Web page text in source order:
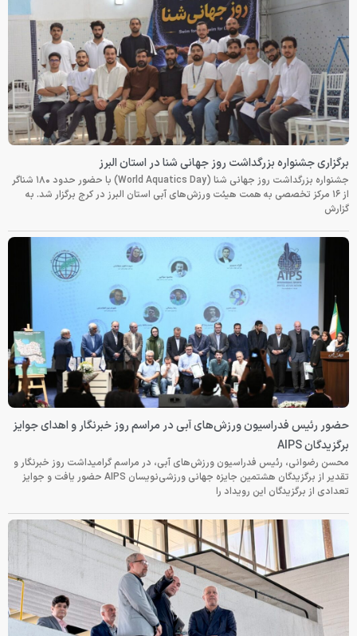
برگزاری جشنواره بزرگداشت روز جهانی شنا در استان البرز
جشنواره بزرگداشت روز جهانی شنا (World Aquatics Day) با حضور حدود ۱۸۰ شناگر
از ۱۶ مرکز تخصصی به همت هیئت ورزش‌های آبی استان البرز در کرج برگزار شد. به
گزارش
حضور رئیس فدراسیون ورزش‌های آبی در مراسم روز خبرنگار و اهدای جوایز
برگزیدگان AIPS
محسن رضوانی، رئیس فدراسیون ورزش‌های آبی، در مراسم گرامیداشت روز خبرنگار و
تقدیر از برگزیدگان هشتمین جایزه جهانی ورزشی‌نویسان AIPS حضور یافت و جوایز
تعدادی از برگزیدگان این رویداد را